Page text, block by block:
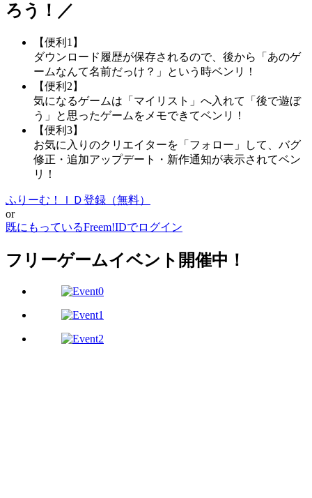
ろう！／
【便利1】
ダウンロード履歴が保存されるので、後から「あのゲ
ームなんて名前だっけ？」という時ベンリ！
【便利2】
気になるゲームは「マイリスト」へ入れて「後で遊ぼ
う」と思ったゲームをメモできてベンリ！
【便利3】
お気に入りのクリエイターを「フォロー」して、バグ
修正・追加アップデート・新作通知が表示されてベン
リ！
ふりーむ！ＩＤ登録（無料）
or
既にもっているFreem!IDでログイン
フリーゲームイベント開催中！